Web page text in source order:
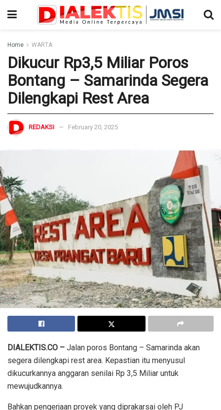
Home WARTA
Dikucur Rp3,5 Miliar Poros
Bontang – Samarinda Segera
Dilengkapi Rest Area
REDAKSI February 20, 2025
DIALEKTIS.CO – Jalan poros Bontang – Samarinda akan
segera dilengkapi rest area. Kepastian itu menyusul
dikucurkannya anggaran senilai Rp 3,5 Miliar untuk
mewujudkannya.
Bahkan pengerjaan proyek yang diprakarsai oleh PJ